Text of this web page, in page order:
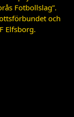
Fotbollslag”.
och
Elfsborg.